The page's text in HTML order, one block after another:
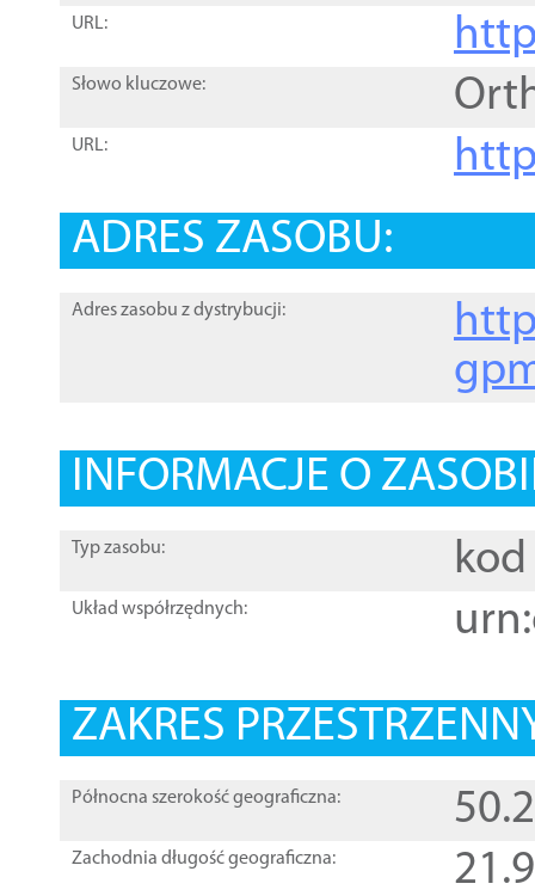
URL:
Słowo kluczowe:
URL:
ADRES ZASOBU:
Adres zasobu z dystrybucji:
INFORMACJE O
Typ zasobu: kod
Układ współrzędnych:
ZAKRES
Północna szerokość geograficzna:
Zachodnia długość geograficzna: